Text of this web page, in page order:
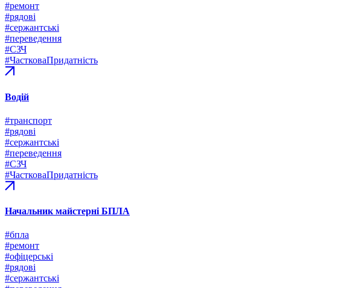
#ремонт
#рядові
#сержантські
#переведення
#СЗЧ
#ЧастковаПридатність
Водій
#транспорт
#рядові
#сержантські
#переведення
#СЗЧ
#ЧастковаПридатність
Начальник майстерні БПЛА
#бпла
#ремонт
#офіцерські
#рядові
#сержантські